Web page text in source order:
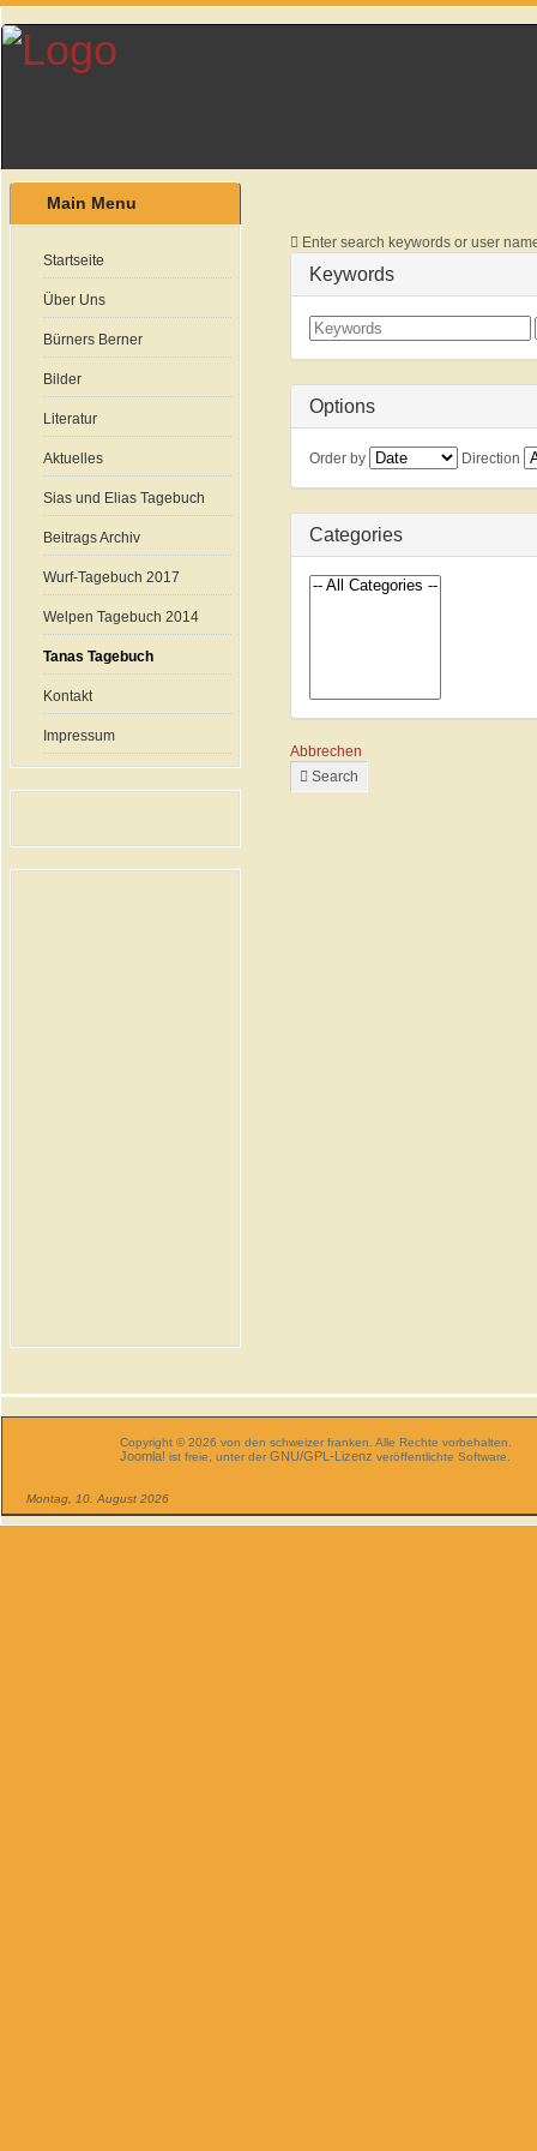
Main Menu
Startseite
Über Uns
Bürners Berner
Bilder
Literatur
Aktuelles
Sias und Elias Tagebuch
Beitrags Archiv
Wurf-Tagebuch 2017
Welpen Tagebuch 2014
Tanas Tagebuch
Kontakt
Impressum
Enter search keywords or user
Keywords
Options
Order by Direction
Categories
Abbrechen
Search
Copyright © 2026 von den schweizer franken. Alle Rechte vorbehalten.
Joomla! ist freie, unter der GNU/GPL-Lizenz veröffentlichte Software.
Montag, 10. August 2026